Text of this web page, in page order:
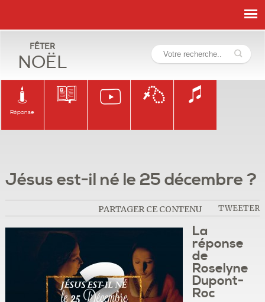
Fêter
Noël
Réponse
Jésus est-il né le 25 décembre ?
PARTAGER CE CONTENU TWEETER
La
réponse
de
Roselyne
Dupont-
Roc